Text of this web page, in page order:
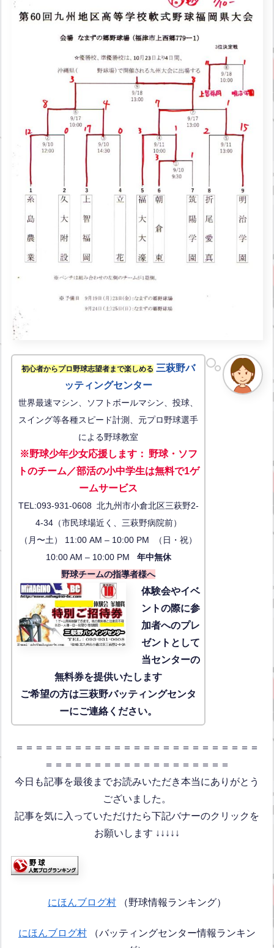
初心者からプロ野球志望者まで楽しめる 三萩野バ
ッティングセンター
世界最速マシン、ソフトボールマシン、投球、
スイング等各種スピード計測、元プロ野球選手
による野球教室
※野球少年少女応援します： 野球・ソフ
トのチーム／部活の小中学生は無料で1ゲ
ームサービス
TEL:093-931-0608 北九州市小倉北区三萩野2-
4-34（市民球場近く、三萩野病院前）
（月〜土） 11:00 AM – 10:00 PM （日・祝）
10:00 AM – 10:00 PM 年中無休
野球チームの指導者様へ
体験会やイベ
ントの際に参
加者へのプレ
ゼントとして
当センターの
無料券を提供いたします
ご希望の方は三萩野バッティングセンタ
ーにご連絡ください。
＝＝＝＝＝＝＝＝＝＝＝＝＝＝＝＝＝＝＝＝＝＝＝＝＝
＝＝＝＝＝＝＝＝＝＝＝＝＝＝＝＝＝＝＝
今日も記事を最後までお読みいただき本当にありがとう
ございました。
記事を気に入っていただけたら下記バナーのクリックを
お願いします ↓↓↓↓↓
にほんブログ村 （野球情報ランキング）
にほんブログ村 （バッティングセンター情報ランキン